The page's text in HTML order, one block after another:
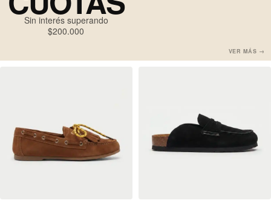
Sin interés superando
$200.000
VER MÁS →